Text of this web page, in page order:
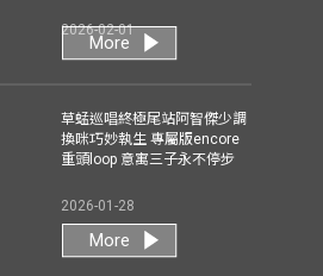
2026-02-01
More
草蜢巡唱終極尾站阿智傑少調
換咪巧妙執生 專屬版encore
重頭loop 意寓三子永不停步
2026-01-28
More